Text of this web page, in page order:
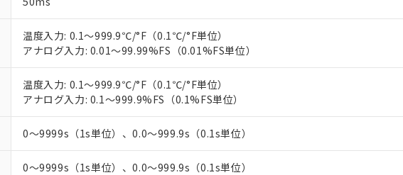
温度入力: 0.1～999.9℃/°F（0.1℃/°F単位）
アナログ入力: 0.01～99.99%FS（0.01%FS単位）
温度入力: 0.1～999.9℃/°F（0.1℃/°F単位）
アナログ入力: 0.1～999.9%FS（0.1%FS単位）
0～9999s（1s単位）、0.0～999.9s（0.1s単位）
0～9999s（1s単位）、0.0～999.9s（0.1s単位）
い。
正式な納期状況および標準価格はお客様のお取引先、またはお客様担当のオムロ
当社販売員にご相談ください。
在庫状況および標準価格結果を当社の事前の承諾なく第三者に漏洩または開示し
す。
マイパーツ機能（部品リスト作成サービス）をご利用いただくには、I-Webメンバ
ている必要があります。
お客様が当ウェブサイト上で当社にご登録された部品リストについて、当社および
が、当社の製品・サービスに関するお客様との取引・商談に必要な範囲で利用す
但し、RoHS指令で産業用監視および制御機器に対する適用除外項目は除く。
フタル酸エステル類の４物質については閾値を超える意図的な使用がないことを確認しています。
※2 対応予定月
部品在庫の切り替え状況などにより、予定月が前後することがあります。
※3 非含有証明書ダウンロード
Pb(鉛) :1000ppm、 Hg(水銀) : 1000ppm、 Cd(カドミウム) : 100ppm、
DEHP(フタル酸ビス(2-エチルヘキシル)) : 1000ppm
※2 環境保護使用期限
「ｅ」：有害物質（10物質）のすべてが基準値以下であることを示します。
味します。
「－」：未確認です。当社販売部門へお問い合わせください。
ます。
当社は貴社製品を、核兵器、ミサイル、化学兵器、生物兵器またはその他武器並
置等に一切使用いたしません。
当社は、貴社製品を第三者に販売する場合は、上記1、2および3の内容を当該第三
たしません。
合意する
一定数には満たないが在庫あり
在庫なし(最新の在庫状況については、お客様のお取引先、またはお客様担当
機器販売店・当社販売員にご確認ください)
受注生産機種、また在庫状況の情報を公開していない機種